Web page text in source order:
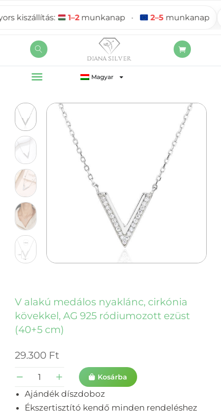
Magyar
kiszállítás: 1–2 munkanap • 2–5 munkanap
V alakú medálos nyaklánc, cirkónia
kövekkel, AG 925 ródiumozott ezüst
(40+5 cm)
29.300 Ft
Kosárba
Ajándék díszdoboz
Ékszertisztító kendő minden rendeléshez